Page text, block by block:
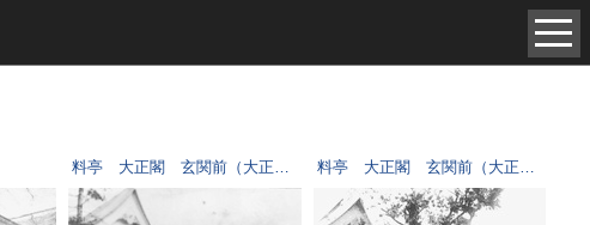
料亭 大正閣 玄関前（大正11年建築） 料亭 大正閣 玄関前（大正11年建築）